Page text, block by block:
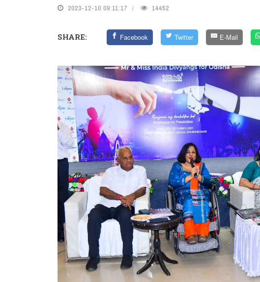
2023-12-10 09:11:17 14452
SHARE: Facebook Twitter E-Mail